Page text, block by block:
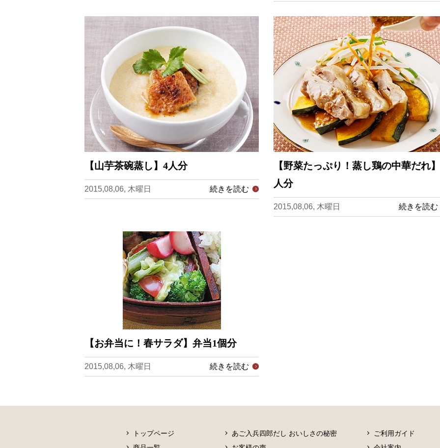
【山芋茶碗蒸し】4人分
2015,08,06, 木曜日 続きを読む
【野菜たっぷり！蒸し鶏の中華だれ
人分
2015,08,06, 木曜日 続きを読む
【お弁当に！春サラダ】弁当1個分
2015,08,06, 木曜日 続きを読む
トップページ
あご入兵四郎だし おいしさの秘密
ご利用ガイド